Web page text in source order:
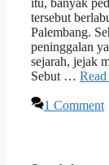
itu, banyak
tersebut
Palembang.
peninggalan
sejarah, jejak
Sebut …
1 Comment